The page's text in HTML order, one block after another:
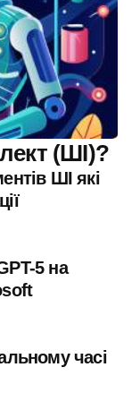
(ШІ)?
ШІ які
5 на
часі